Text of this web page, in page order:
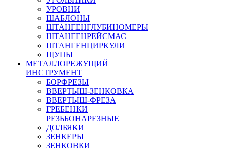
УРОВНИ
ШАБЛОНЫ
ШТАНГЕНГЛУБИНОМЕРЫ
ШТАНГЕНРЕЙСМАС
ШТАНГЕНЦИРКУЛИ
ЩУПЫ
МЕТАЛЛОРЕЖУЩИЙ
ИНСТРУМЕНТ
БОРФРЕЗЫ
ВВЕРТЫШ-ЗЕНКОВКА
ВВЕРТЫШ-ФРЕЗА
ГРЕБЕНКИ
РЕЗЬБОНАРЕЗНЫЕ
ДОЛБЯКИ
ЗЕНКЕРЫ
ЗЕНКОВКИ